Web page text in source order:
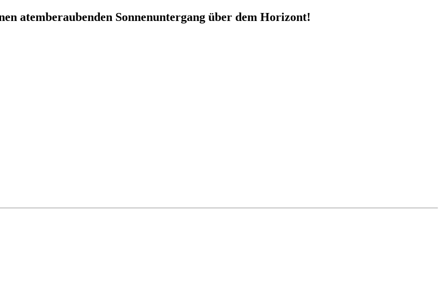
atemberaubenden Sonnenuntergang über dem Horizont!